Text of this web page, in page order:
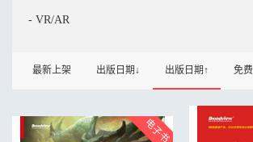
- VR/AR
最新上架 出版日期↓ 出版日期↑ 免费